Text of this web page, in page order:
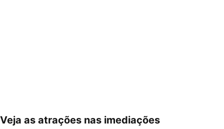
Ampliar mapa
Veja as atrações nas imediações